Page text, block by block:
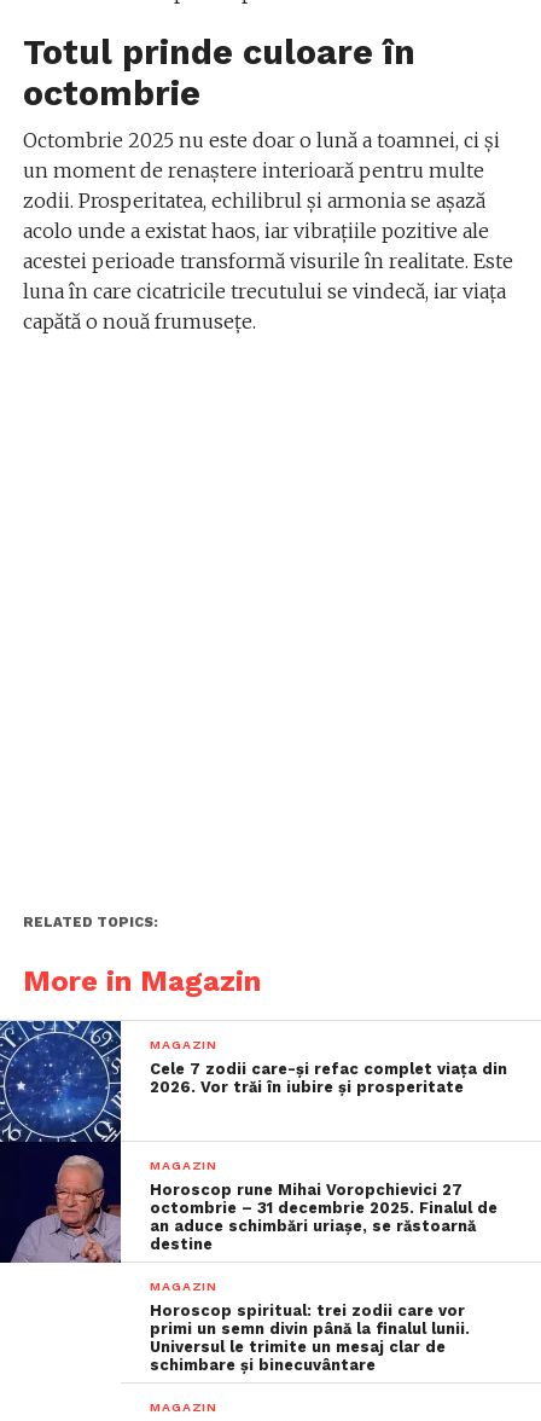
Totul prinde culoare în
octombrie
Octombrie 2025 nu este doar o lună a toamnei, ci și
un moment de renaștere interioară pentru multe
zodii. Prosperitatea, echilibrul și armonia se așază
acolo unde a existat haos, iar vibrațiile pozitive ale
acestei perioade transformă visurile în realitate. Este
luna în care cicatricile trecutului se vindecă, iar viața
capătă o nouă frumusețe.
RELATED TOPICS:
More in Magazin
MAGAZIN
Cele 7 zodii care-și refac complet viața din
2026. Vor trăi în iubire și prosperitate
MAGAZIN
Horoscop rune Mihai Voropchievici 27
octombrie – 31 decembrie 2025. Finalul de
an aduce schimbări uriașe, se răstoarnă
destine
MAGAZIN
Horoscop spiritual: trei zodii care vor
primi un semn divin până la finalul lunii.
Universul le trimite un mesaj clar de
schimbare și binecuvântare
MAGAZIN